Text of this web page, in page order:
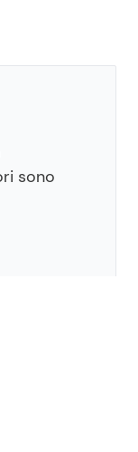
sono